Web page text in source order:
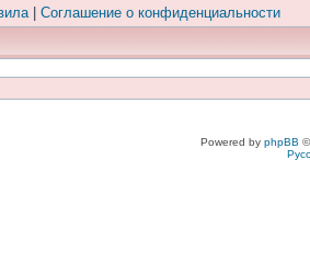
| Соглашение о конфиденциальности
Powered by phpBB